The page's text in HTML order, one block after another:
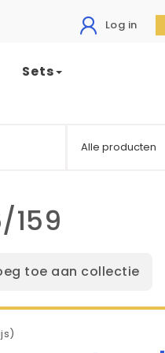
Log in
Sets
159
toe aan collectie